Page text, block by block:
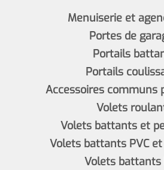
Menuiserie et
Portes de
Portails
Portails
Accessoires communs
Volets
Volets battants et
Volets battants PVC
Volets battants